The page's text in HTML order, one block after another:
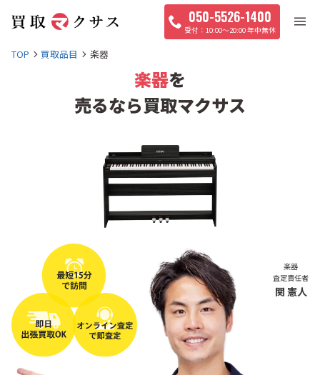
050-5526-1400
10:00〜20:00 年中無休
TOP 買取品目 楽器
楽器を
売るなら買取マクサス
楽器
査定責任者
関 憲人